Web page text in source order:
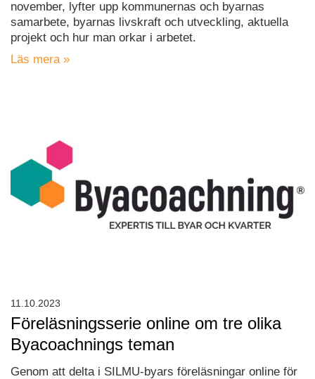
november, lyfter upp kommunernas och byarnas
samarbete, byarnas livskraft och utveckling, aktuella
projekt och hur man orkar i arbetet.
Läs mera »
Föreläsningsserie online om tre olika
Byacoachnings teman
Genom att delta i SILMU-byars föreläsningar online för
11.10.2023